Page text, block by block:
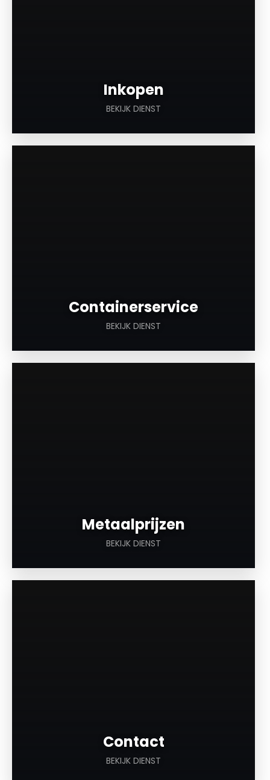
Inkopen
BEKIJK DIENST
Containerservice
BEKIJK DIENST
Metaalprijzen
BEKIJK DIENST
Contact
BEKIJK DIENST